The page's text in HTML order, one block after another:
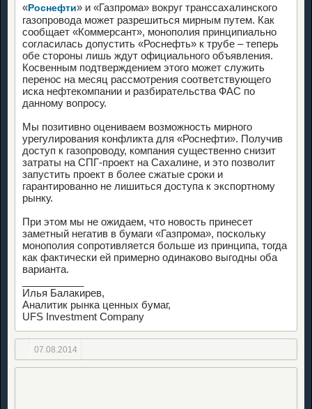
«Роснефти» и «Газпрома» вокруг транссахалинского
газопровода может разрешиться мирным путем. Как
сообщает «Коммерсант», монополия принципиально
согласилась допустить «Роснефть» к трубе – теперь
обе стороны лишь ждут официального объявления.
Косвенным подтверждением этого может служить
перенос на месяц рассмотрения соответствующего
иска нефтекомпании и разбирательства ФАС по
данному вопросу.
Мы позитивно оцениваем возможность мирного
урегулирования конфликта для «Роснефти». Получив
доступ к газопроводу, компания существенно снизит
затраты на СПГ-проект на Сахалине, и это позволит
запустить проект в более сжатые сроки и
гарантированно не лишиться доступа к экспортному
рынку.
При этом мы не ожидаем, что новость принесет
заметный негатив в бумаги «Газпрома», поскольку
монополия сопротивляется больше из принципа, тогда
как фактически ей примерно одинаково выгодны оба
варианта.
Илья Балакирев,
Аналитик рынка ценных бумаг,
UFS Investment Company
07.08.2014